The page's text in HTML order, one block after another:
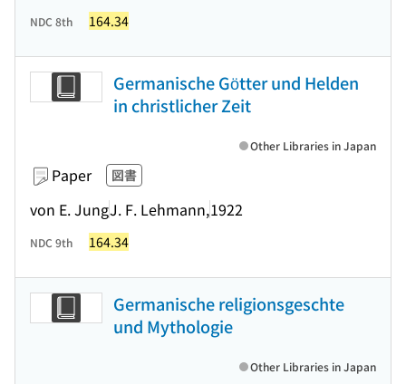
NDC 8th 164.34
Germanische Götter und Helden
in christlicher Zeit
Paper 図書
von E. JungJ. F. Lehmann,1922
Other Libraries in Japan
NDC 9th 164.34
Germanische religionsgeschte
und Mythologie
Other Libraries in Japan